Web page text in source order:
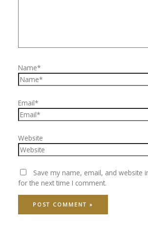
Name*
Email*
Website
Save my name, email, and website
for the next time I comment.